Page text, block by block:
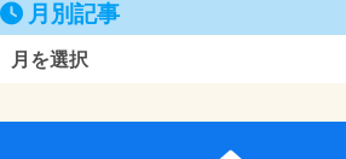
月別記事